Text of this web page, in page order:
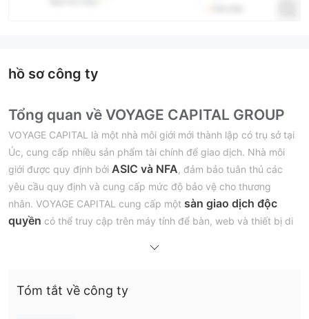
hồ sơ công ty
Tổng quan về VOYAGE CAPITAL GROUP
VOYAGE CAPITAL là một nhà môi giới mới thành lập có trụ sở tại
Úc, cung cấp nhiều sản phẩm tài chính để giao dịch. Nhà môi
giới được quy định bởi ASIC và NFA, đảm bảo tuân thủ các
yêu cầu quy định và cung cấp mức độ bảo vệ cho thương
nhân. VOYAGE CAPITAL cung cấp một sàn giao dịch độc
quyền có thể truy cập trên máy tính để bàn, web và thiết bị di
dạng. Tuy nhiên, thông tin về các loại tài khoản và đòn bẩy tối
Tóm tắt về công ty